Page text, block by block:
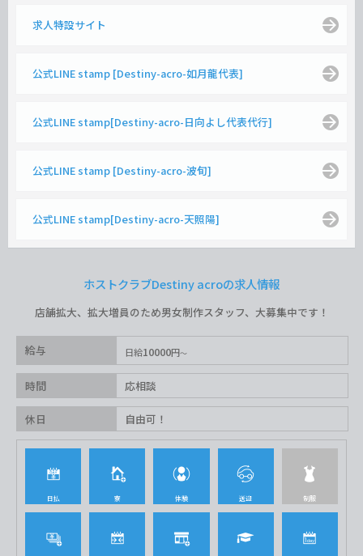
求人特設サイト
公式LINE stamp [Destiny-acro-如月龍代表]
公式LINE stamp[Destiny-acro-日向よし代表代行]
公式LINE stamp [Destiny-acro-波旬]
公式LINE stamp[Destiny-acro-天照陽]
ホストクラブDestiny acroの求人情報
店舗拡大、拡大増員のため男女制作スタッフ、大募集中です！
給与 日給10000円
時間 応相談
休日 自由可！
日払 寮 体験 送迎 制服